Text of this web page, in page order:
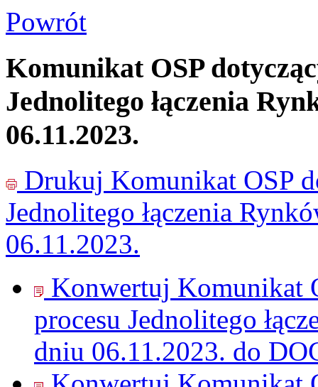
Powrót
Komunikat OSP
Jednolitego łączenia
06.11.2023.
Drukuj Komunikat OSP
Jednolitego łączenia
06.11.2023.
Konwertuj Komunikat
procesu Jednolitego
dniu 06.11.2023. do